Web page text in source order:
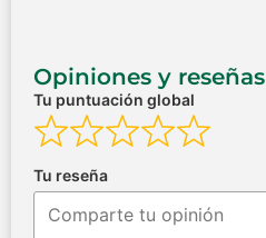
Opiniones y reseñas
Tu puntuación global
Tu reseña